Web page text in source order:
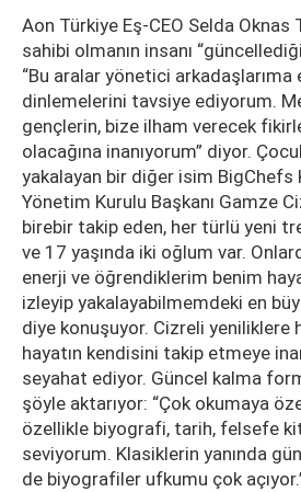
Aon Türkiye Eş-CEO Selda Oknas
sahibi olmanın insanı
“Bu aralar yönetici arkadaşlarıma
dinlemelerini tavsiye ediyorum.
gençlerin, bize ilham verecek
olacağına inanıyorum” diyor.
yakalayan bir diğer isim BigChefs
Yönetim Kurulu Başkanı Gamze
birebir takip eden, her türlü yeni
ve 17 yaşında iki oğlum var.
enerji ve öğrendiklerim benim
izleyip yakalayabilmemdeki en
diye konuşuyor. Cizreli yeniliklere
hayatın kendisini takip etmeye
seyahat ediyor. Güncel kalma
şöyle aktarıyor: “Çok okumaya
özellikle biyografi, tarih, felsefe
seviyorum. Klasiklerin yanında
de biyografiler ufkumu çok